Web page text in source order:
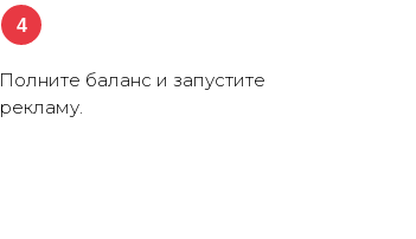
4
Полните баланс и запустите
рекламу.